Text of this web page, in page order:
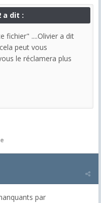
a dit :
fichier" ....Olivier a dit
peut vous
le réclamera plus
par